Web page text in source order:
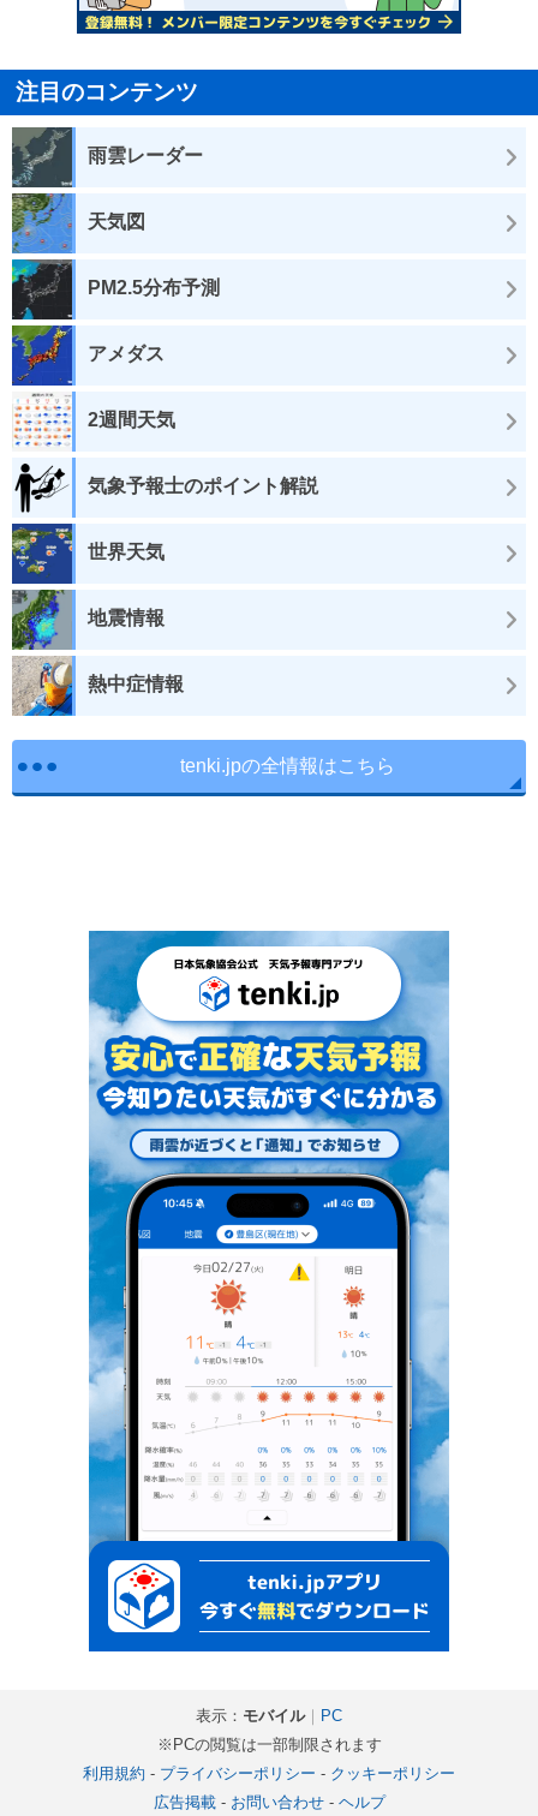
注目のコンテンツ
雨雲レーダー
天気図
PM2.5分布予測
アメダス
2週間天気
気象予報士のポイント解説
世界天気
地震情報
熱中症情報
tenki.jpの全情報はこちら
表示： モバイル｜ PC
※PCの閲覧は一部制限されます
利用規約 - プライバシーポリシー - クッキーポリシー
広告掲載- お問い合わせ- ヘルプ